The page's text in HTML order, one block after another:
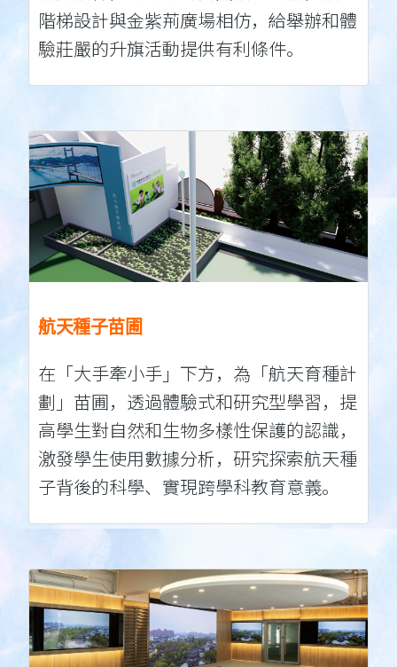
階梯設計與金紫荊廣場相仿，給舉辦和體
驗莊嚴的升旗活動提供有利條件。
航天種子苗圃
在「大手牽小手」下方，為「航天育種計
劃」苗圃，透過體驗式和研究型學習，提
高學生對自然和生物多樣性保護的認識，
激發學生使用數據分析，研究探索航天種
子背後的科學、實現跨學科教育意義。